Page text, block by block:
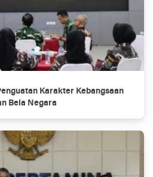
Karakter Kebangsaan
Bela Negara